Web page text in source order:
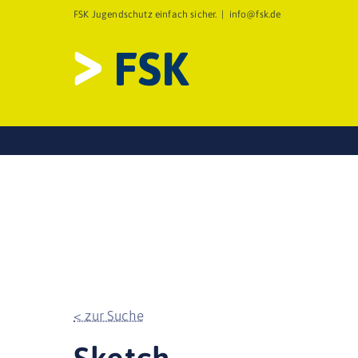
FSK Jugendschutz einfach sicher. info@fsk.de
< zur Suche